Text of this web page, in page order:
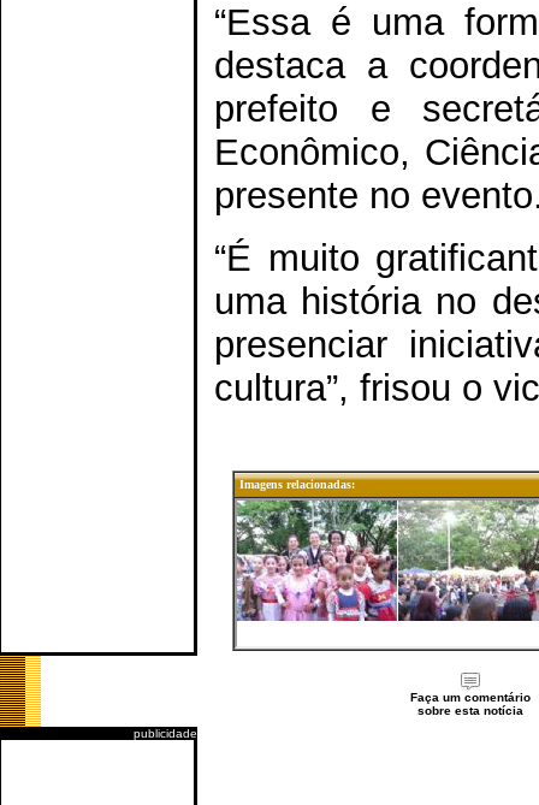
publicidade
“Essa é uma
destaca a
prefeito e
Econômico,
presente no
“É muito
uma história no
presenciar
cultura”, frisou o
Imagens relacionadas:
Faça um comentário
sobre esta notícia